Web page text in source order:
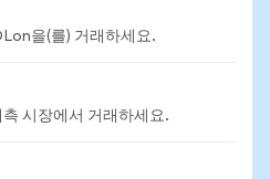
을(를) 거래하세요.
시장에서 거래하세요.